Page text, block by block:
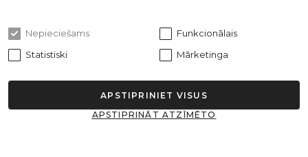
sausa un tum..
15.00€
Ielikt grozā
Nepieciešams
Funkcionālais
Statistiski
Mārketinga
APSTIPRINĀT ATZĪMĒTO
APSTIPRINIET VISUS